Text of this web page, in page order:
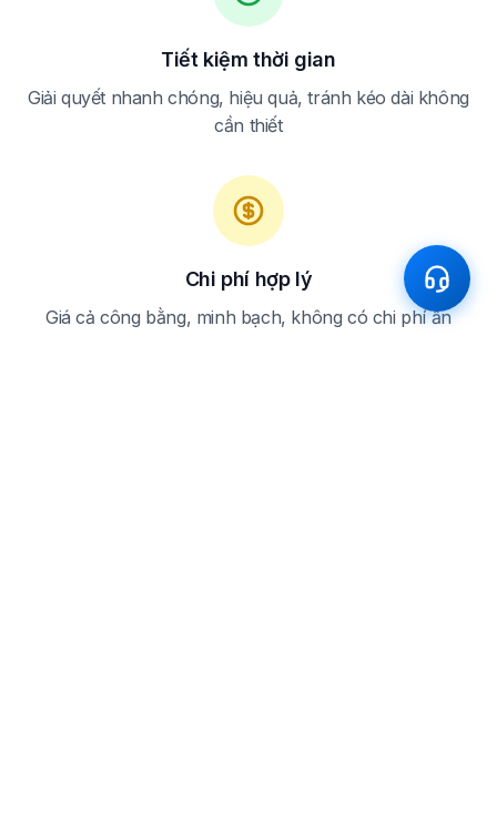
Tiết kiệm thời gian
Giải quyết nhanh chóng, hiệu quả, tránh kéo dài không
cần thiết
Chi phí hợp lý
Giá cả công bằng, minh bạch, không có chi phí ẩn